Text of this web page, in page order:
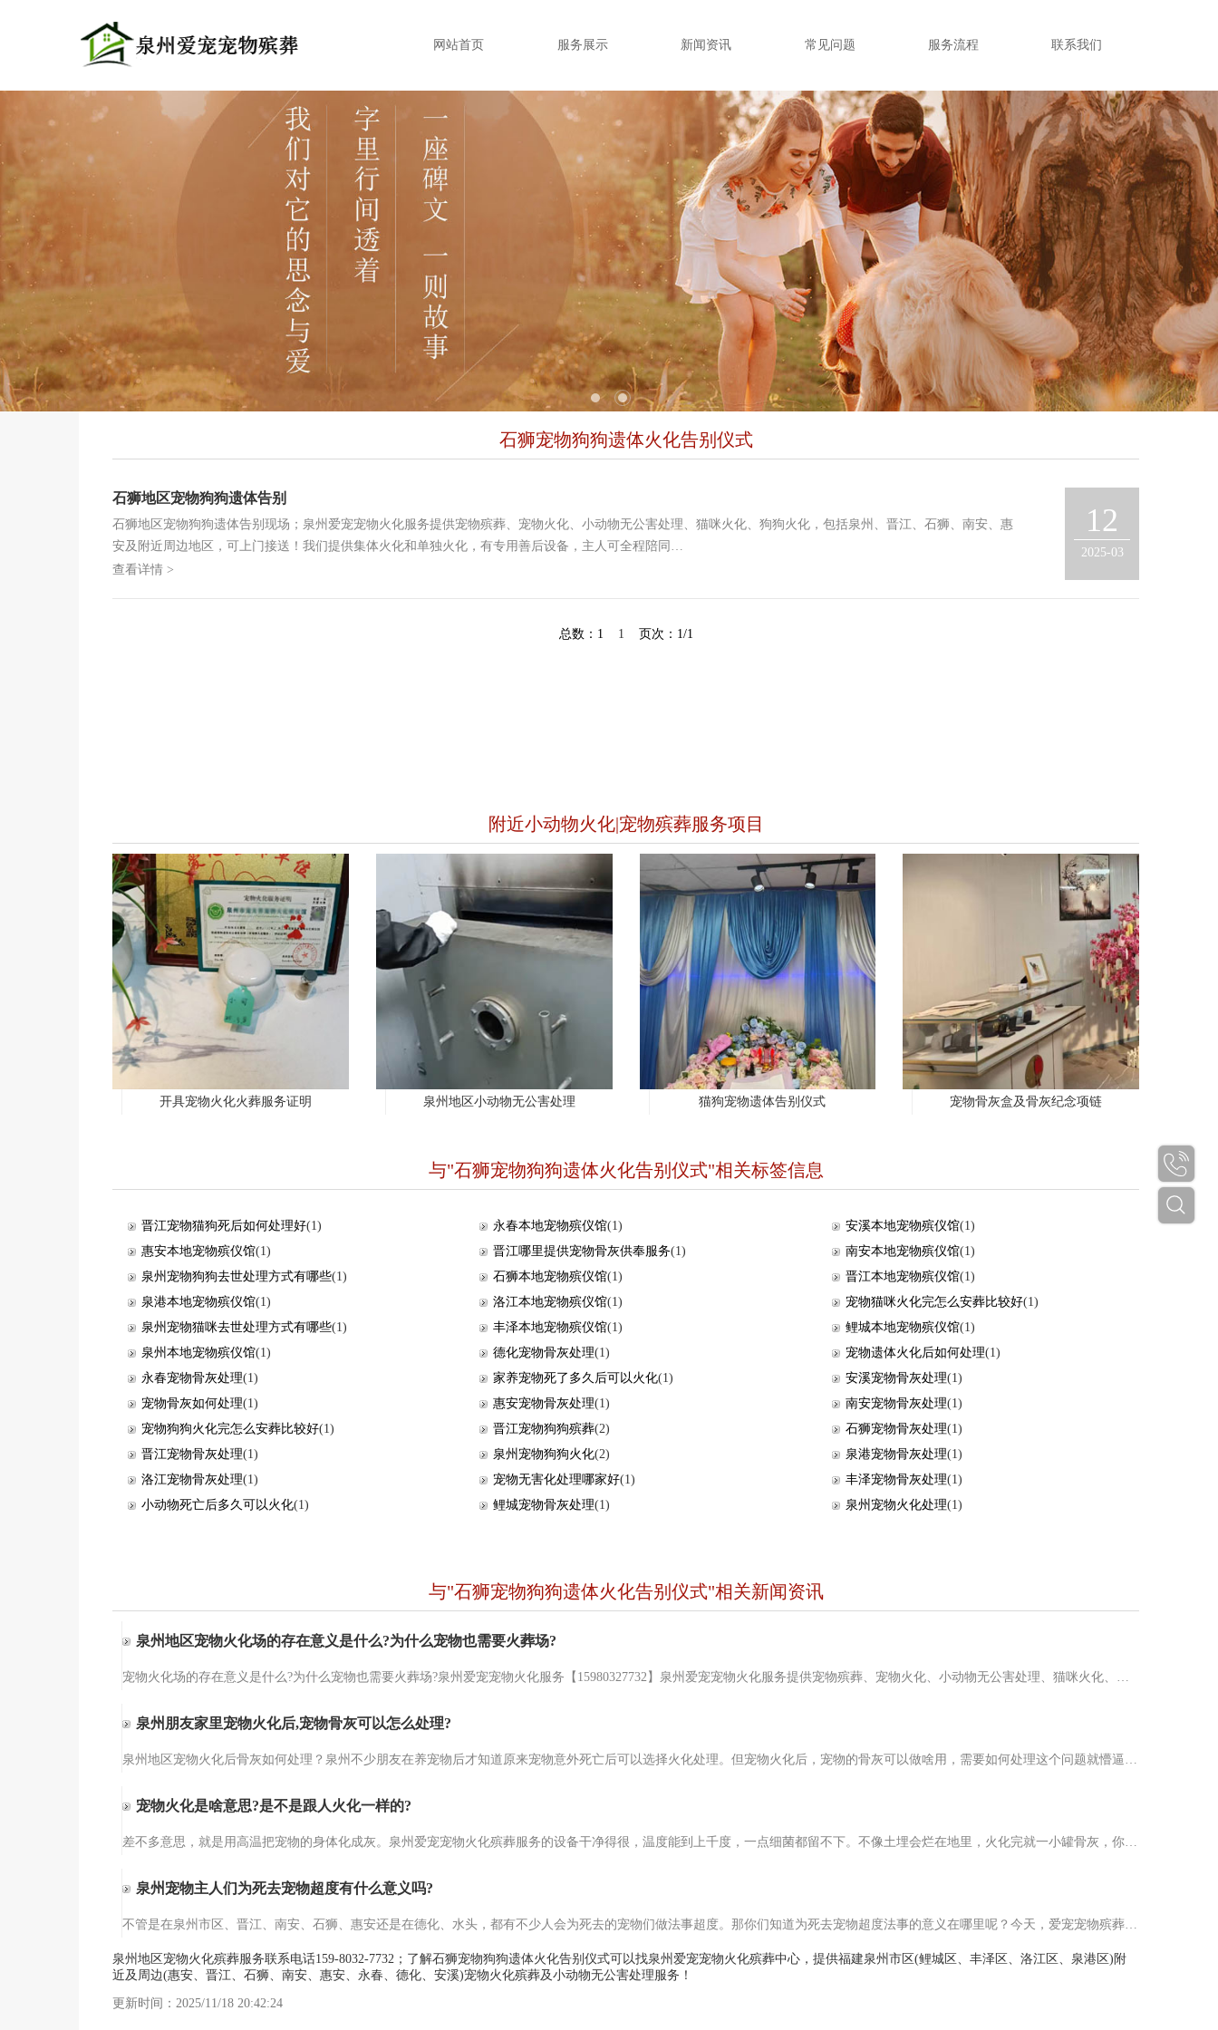
网站首页 服务展示 新闻资讯 常见问题 服务流程 联系我们
石狮宠物狗狗遗体火化告别仪式
石狮地区宠物狗狗遗体告别
石狮地区宠物狗狗遗体告别现场；泉州爱宠宠物火化服务提供宠物殡葬、宠物火化、小动物无公害处理、猫咪火化、狗狗火化，包括泉州、晋江、石狮、南安、惠
安及附近周边地区，可上门接送！我们提供集体火化和单独火化，有专用善后设备，主人可全程陪同…
查看详情 >
12
2025-03
总数：1 1 页次：1/1
附近小动物火化|宠物殡葬服务项目
开具宠物火化火葬服务证明 泉州地区小动物无公害处理 猫狗宠物遗体告别仪式 宠物骨灰盒及骨灰纪念项链
与"石狮宠物狗狗遗体火化告别仪式"相关标签信息
晋江宠物猫狗死后如何处理好(1) 永春本地宠物殡仪馆(1) 安溪本地宠物殡仪馆(1)
惠安本地宠物殡仪馆(1) 晋江哪里提供宠物骨灰供奉服务(1) 南安本地宠物殡仪馆(1)
泉州宠物狗狗去世处理方式有哪些(1) 石狮本地宠物殡仪馆(1) 晋江本地宠物殡仪馆(1)
泉港本地宠物殡仪馆(1) 洛江本地宠物殡仪馆(1) 宠物猫咪火化完怎么安葬比较好(1)
泉州宠物猫咪去世处理方式有哪些(1) 丰泽本地宠物殡仪馆(1) 鲤城本地宠物殡仪馆(1)
泉州本地宠物殡仪馆(1) 德化宠物骨灰处理(1) 宠物遗体火化后如何处理(1)
永春宠物骨灰处理(1) 家养宠物死了多久后可以火化(1) 安溪宠物骨灰处理(1)
宠物骨灰如何处理(1) 惠安宠物骨灰处理(1) 南安宠物骨灰处理(1)
宠物狗狗火化完怎么安葬比较好(1) 晋江宠物狗狗殡葬(2) 石狮宠物骨灰处理(1)
晋江宠物骨灰处理(1) 泉州宠物狗狗火化(2) 泉港宠物骨灰处理(1)
洛江宠物骨灰处理(1) 宠物无害化处理哪家好(1) 丰泽宠物骨灰处理(1)
小动物死亡后多久可以火化(1) 鲤城宠物骨灰处理(1) 泉州宠物火化处理(1)
与"石狮宠物狗狗遗体火化告别仪式"相关新闻资讯
泉州地区宠物火化场的存在意义是什么?为什么宠物也需要火葬场?
宠物火化场的存在意义是什么?为什么宠物也需要火葬场?泉州爱宠宠物火化服务【15980327732】泉州爱宠宠物火化服务提供宠物殡葬、宠物火化、小动物无公害处理、猫咪火化、狗狗火化，包括泉州、晋江、石狮、南安、惠安及…
泉州朋友家里宠物火化后,宠物骨灰可以怎么处理?
泉州地区宠物火化后骨灰如何处理？泉州不少朋友在养宠物后才知道原来宠物意外死亡后可以选择火化处理。但宠物火化后，宠物的骨灰可以做啥用，需要如何处理这个问题就懵逼了，对，这个问题难倒了一部分的人。其实，宠…
宠物火化是啥意思?是不是跟人火化一样的?
差不多意思，就是用高温把宠物的身体化成灰。泉州爱宠宠物火化殡葬服务的设备干净得很，温度能到上千度，一点细菌都留不下。不像土埋会烂在地里，火化完就一小罐骨灰，你想放家里当念想，或者埋在专门的宠物墓园，都…
泉州宠物主人们为死去宠物超度有什么意义吗?
不管是在泉州市区、晋江、南安、石狮、惠安还是在德化、水头，都有不少人会为死去的宠物们做法事超度。那你们知道为死去宠物超度法事的意义在哪里呢？今天，爱宠宠物殡葬服务中心小编就给大家来讲一讲为死去宠物做超…
泉州地区宠物火化殡葬服务联系电话159-8032-7732；了解石狮宠物狗狗遗体火化告别仪式可以找泉州爱宠宠物火化殡葬中心，提供福建泉州市区(鲤城区、丰泽区、洛江区、泉港区)附
近及周边(惠安、晋江、石狮、南安、惠安、永春、德化、安溪)宠物火化殡葬及小动物无公害处理服务！
更新时间：2025/11/18 20:42:24